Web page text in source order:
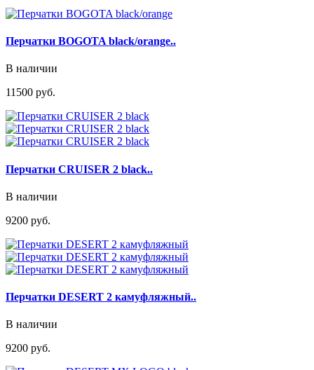
Перчатки BOGOTA black/orange..
В наличии
11500 руб.
Перчатки CRUISER 2 black..
В наличии
9200 руб.
Перчатки DESERT 2 камуфляжный..
В наличии
9200 руб.